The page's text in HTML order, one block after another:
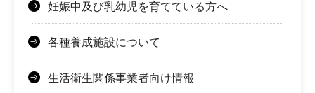
妊娠中及び乳幼児を育てている方へ
各種養成施設について
生活衛生関係事業者向け情報